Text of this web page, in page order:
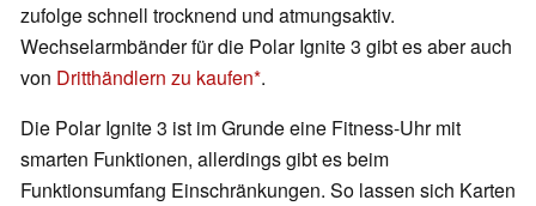
zufolge schnell trocknend und atmungsaktiv.
Wechselarmbänder für die Polar Ignite 3 gibt es aber auch
von Dritthändlern zu kaufen .
Die Polar Ignite 3 ist im Grunde eine Fitness-Uhr mit
smarten Funktionen, allerdings gibt es beim
Funktionsumfang Einschränkungen. So lassen sich Karten